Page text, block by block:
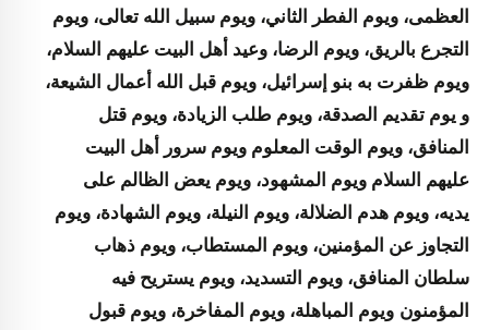
العظمى، ويوم الفطر الثاني، ويوم سبيل الله تعالى، ويوم
التجرع بالريق، ويوم الرضا، وعيد أهل البيت عليهم السلام،
ويوم ظفرت به بنو إسرائيل، ويوم قبل الله أعمال الشيعة،
و يوم تقديم الصدقة، ويوم طلب الزيادة، ويوم قتل
المنافق، ويوم الوقت المعلوم ويوم سرور أهل البيت
عليهم السلام ويوم المشهود، ويوم يعض الظالم على
يديه، ويوم هدم الضلالة، ويوم النيلة، ويوم الشهادة، ويوم
التجاوز عن المؤمنين، ويوم المستطاب، ويوم ذهاب
سلطان المنافق، ويوم التسديد، ويوم يستريح فيه
المؤمنون ويوم المباهلة، ويوم المفاخرة، ويوم قبول